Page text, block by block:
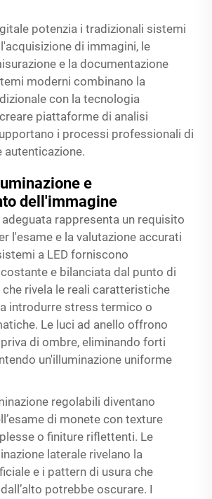
potenzia i tradizionali sistemi
di immagini, le
e la documentazione
moderni combinano la
con la tecnologia
piattaforme di analisi
i processi professionali di
autenticazione.
e
dell'immagine
adeguata rappresenta un requisito
l'esame e la valutazione accurati
a LED forniscono
e bilanciata dal punto di
rivela le reali caratteristiche
introdurre stress termico o
Le luci ad anello offrono
di ombre, eliminando forti
un'illuminazione uniforme
regolabili diventano
di monete con texture
o finiture riflettenti. Le
laterale rivelano la
e i pattern di usura che
potrebbe oscurare. I